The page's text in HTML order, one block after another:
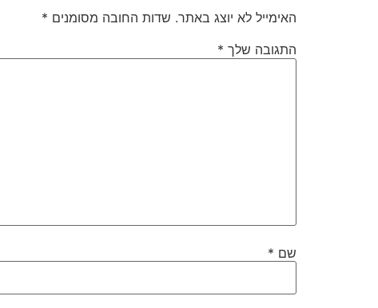
האימייל לא יוצג באתר. שדות החובה מסומנים *
התגובה שלך *
שם *